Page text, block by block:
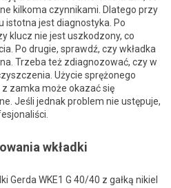
kilkoma czynnikami. Dlatego przy
istotna jest diagnostyka. Po
klucz nie jest uszkodzony, co
Po drugie, sprawdź, czy wkładka
Trzeba też zdiagnozować, czy w
Użycie sprężonego
zamka może okazać się
Jeśli jednak problem nie ustępuje,
wkładki
Gerda WKE1 G 40/40 z gałką nikiel